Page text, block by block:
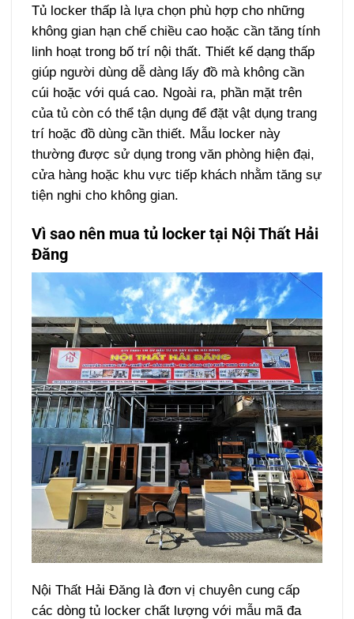
Tủ locker thấp là lựa chọn phù hợp cho những
không gian hạn chế chiều cao hoặc cần tăng tính
linh hoạt trong bố trí nội thất.Thiết kế dạng thấp
giúp người dùng dễ dàng lấy đồ mà không cần
cúi hoặc với quá cao. Ngoài ra, phần mặt trên
của tủ còn có thể tận dụng để đặt vật dụng trang
trí hoặc đồ dùng cần thiết. Mẫu locker này
thường được sử dụng trong văn phòng hiện đại,
cửa hàng hoặc khu vực tiếp khách nhằm tăng sự
tiện nghi cho không gian.
Vì sao nên mua tủ locker tại Nội Thất Hải
Đăng
Nội Thất Hải Đăng là đơn vị chuyên cung cấp
các dòng tủ locker chất lượng với mẫu mã đa